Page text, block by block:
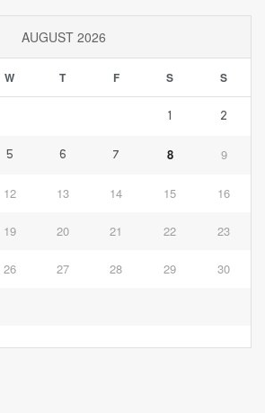
AUGUST 2026
W T F S S
1 2
5 6 7 8 9
12 13 14 15 16
19 20 21 22 23
26 27 28 29 30